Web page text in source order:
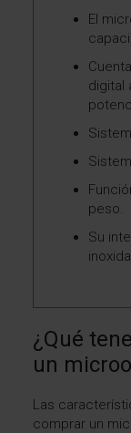
El
digital
peso.
Su
¿Qué
un
Las
comprar un